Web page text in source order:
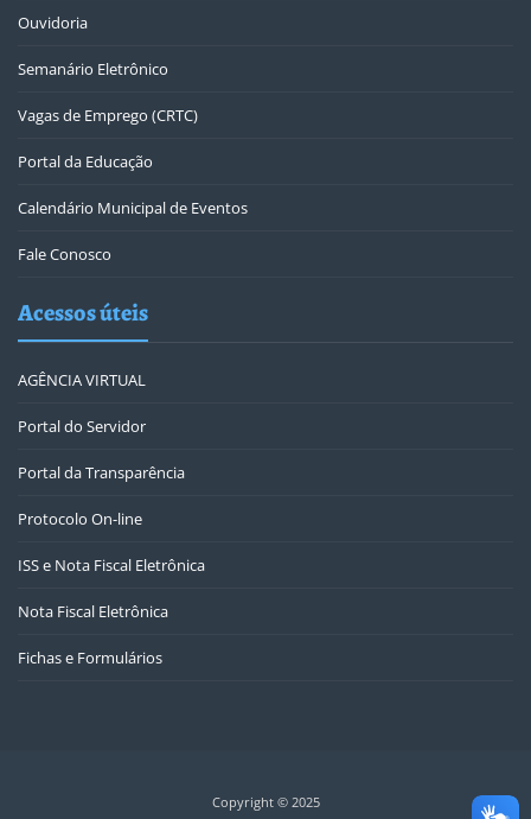
Ouvidoria
Semanário Eletrônico
Vagas de Emprego (CRTC)
Portal da Educação
Calendário Municipal de Eventos
Fale Conosco
Acessos úteis
AGÊNCIA VIRTUAL
Portal do Servidor
Portal da Transparência
Protocolo On-line
ISS e Nota Fiscal Eletrônica
Nota Fiscal Eletrônica
Fichas e Formulários
Copyright © 2025